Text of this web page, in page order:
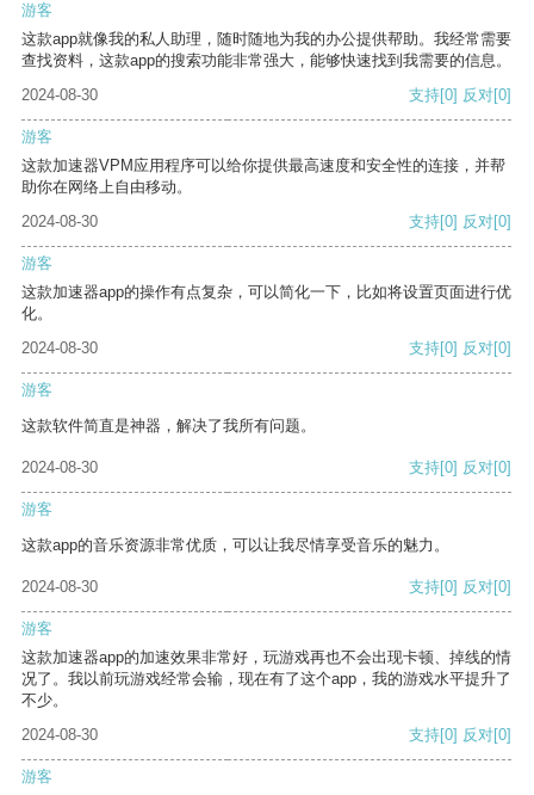
游客
这款app就像我的私人助理，随时随地为我的办公提供帮助。我经常需要
查找资料，这款app的搜索功能非常强大，能够快速找到我需要的信息。
2024-08-30
支持[0] 反对[0]
游客
这款加速器VPM应用程序可以给你提供最高速度和安全性的连接，并帮
助你在网络上自由移动。
2024-08-30
支持[0] 反对[0]
游客
这款加速器app的操作有点复杂，可以简化一下，比如将设置页面进行优
化。
2024-08-30
支持[0] 反对[0]
游客
这款软件简直是神器，解决了我所有问题。
2024-08-30 支持[0] 反对[0]
游客
这款app的音乐资源非常优质，可以让我尽情享受音乐的魅力。
2024-08-30 支持[0] 反对[0]
游客
这款加速器app的加速效果非常好，玩游戏再也不会出现卡顿、掉线的情
况了。我以前玩游戏经常会输，现在有了这个app，我的游戏水平提升了
不少。
2024-08-30
支持[0] 反对[0]
游客